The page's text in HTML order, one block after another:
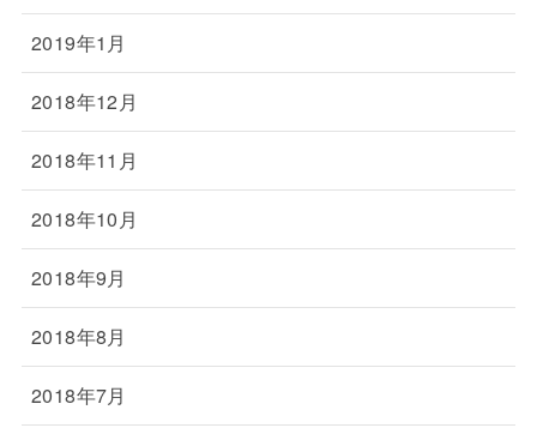
2019年1月
2018年12月
2018年11月
2018年10月
2018年9月
2018年8月
2018年7月